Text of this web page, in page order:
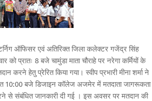
ऑफिसर एवं अतिरिक्त जिला कलेक्टर गजेंद्र सिंह
प्रातः 8 बजे चामुंडा माता चौराहे पर नरेगा कर्मियों के
हेतु प्रेरित किया गया। स्वीप प्रभारी मीना शर्मा ने
10:00 बजे डिजाइन कॉलेज अजमेर में मतदाता जागरूकता
से संबंधित जानकारी दी गई । इस अवसर पर मतदान की